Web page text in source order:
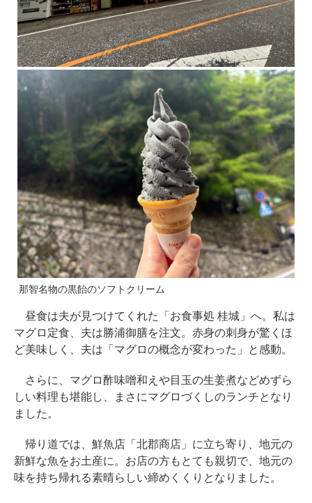
那智名物の黒飴のソフトクリーム
昼食は夫が見つけてくれた「お食事処 桂城」へ。私は
マグロ定食、夫は勝浦御膳を注文。赤身の刺身が驚くほ
ど美味しく、夫は「マグロの概念が変わった」と感動。
さらに、マグロ酢味噌和えや目玉の生姜煮などめずら
しい料理も堪能し、まさにマグロづくしのランチとなり
ました。
帰り道では、鮮魚店「北郡商店」に立ち寄り、地元の
新鮮な魚をお土産に。お店の方もとても親切で、地元の
味を持ち帰れる素晴らしい締めくくりとなりました。